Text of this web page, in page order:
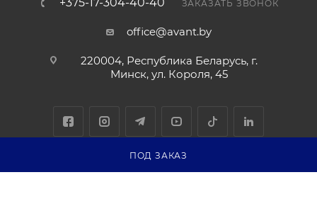
ПОД ЗАКАЗ
+375-17-304-40-40 ЗАКАЗАТЬ ЗВОНОК
office@avant.by
220004, Республика Беларусь, г.
Минск, ул. Короля, 45